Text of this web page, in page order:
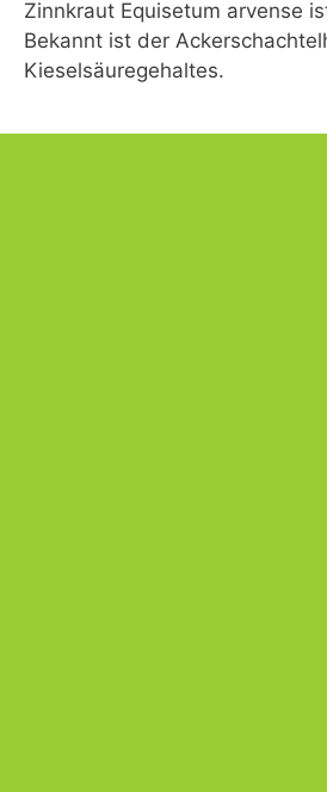
Zinnkraut Equisetum arvense
Bekannt ist der
Kieselsäuregehaltes.